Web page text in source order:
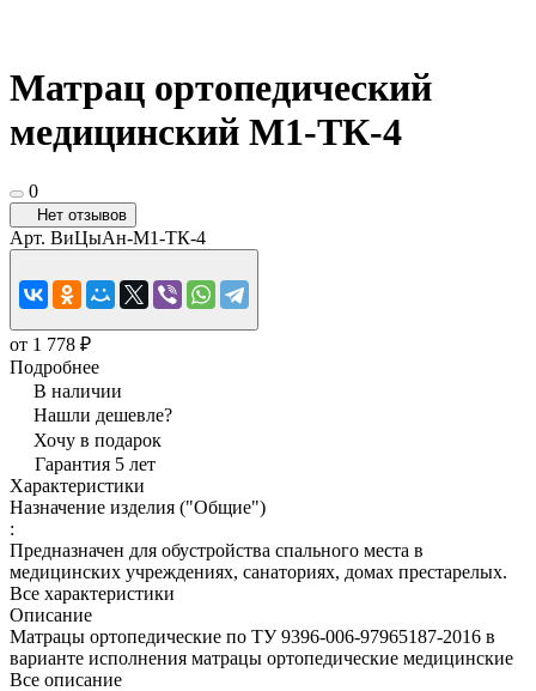
Матрац ортопедический
медицинский М1-ТК-4
0
Нет отзывов
Арт. ВиЦыАн-М1-ТК-4
от 1 778 ₽
Подробнее
В наличии
Нашли дешевле?
Хочу в подарок
Гарантия 5 лет
Характеристики
Назначение изделия ("Общие")
:
Предназначен для обустройства спального места в
медицинских учреждениях, санаториях, домах престарелых.
Все характеристики
Описание
Матрацы ортопедические по ТУ 9396-006-97965187-2016 в
варианте исполнения матрацы ортопедические медицинские
Все описание